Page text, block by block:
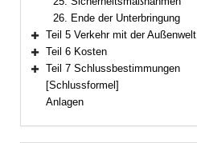
26. Ende der Unterbringung
Bereich erweitern
Teil 5 Verkehr mit der Außenwelt
Bereich erweitern
Teil 6 Kosten
Bereich erweitern
Teil 7 Schlussbestimmungen
[Schlussformel]
Anlagen